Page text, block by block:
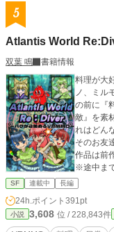
5
Atlantis World
双葉 鳴
書籍情報
料理が大
ノ、ミル
の前に『
敵』を素
れはどん
そのお友
作品は前
※途中ま
継ぎされます。 ハヤテの章＿００１〜０
ジの章＿
７０話【
年04/27
毎日更新
SF 連載中 長編
24h.ポイント 391pt
小説 3,608 位 / 228,843件